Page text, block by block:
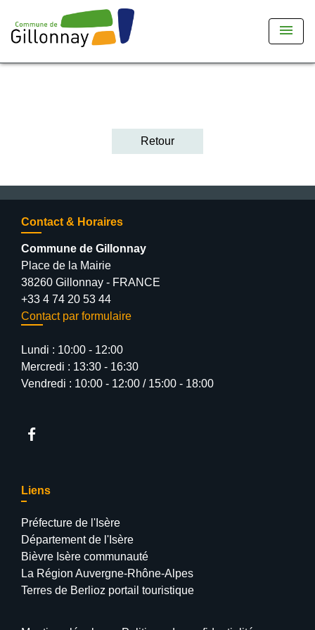
menu
Retour
Contact & Horaires
Commune de Gillonnay
Place de la Mairie
38260 Gillonnay - FRANCE
+33 4 74 20 53 44
Contact par formulaire
Lundi : 10:00 - 12:00
Mercredi : 13:30 - 16:30
Vendredi : 10:00 - 12:00 / 15:00 - 18:00
Liens
Préfecture de l'Isère
Département de l'Isère
Bièvre Isère communauté
La Région Auvergne-Rhône-Alpes
Terres de Berlioz portail touristique